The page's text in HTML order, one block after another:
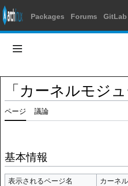
Packages Forums GitLab
ス
キ
ッ
メインメニュー
「カーネルモジ
ページ 議論
基本情報
表示されるページ名
カーネ